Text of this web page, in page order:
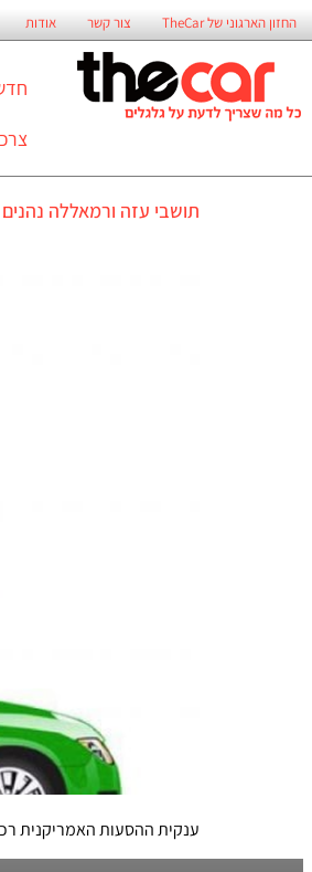
החזון הארגוני של TheCar צור קשר אודות
תושבי עזה ורמאללה
ענקית ההסעות האמריקנית